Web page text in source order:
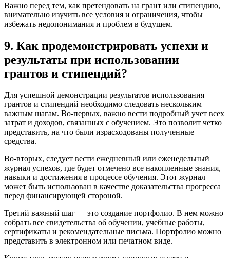
Важно перед тем, как претендовать на грант или стипендию,
внимательно изучить все условия и ограничения, чтобы
избежать недопонимания и проблем в будущем.
9. Как продемонстрировать успехи и
результаты при использовании
грантов и стипендий?
Для успешной демонстрации результатов использования
грантов и стипендий необходимо следовать нескольким
важным шагам. Во-первых, важно вести подробный учет всех
затрат и доходов, связанных с обучением. Это позволит четко
представить, на что были израсходованы полученные
средства.
Во-вторых, следует вести ежедневный или еженедельный
журнал успехов, где будет отмечено все накопленные знания,
навыки и достижения в процессе обучения. Этот журнал
может быть использован в качестве доказательства прогресса
перед финансирующей стороной.
Третий важный шаг — это создание портфолио. В нем можно
собрать все свидетельства об обучении, учебные работы,
сертификаты и рекомендательные письма. Портфолио можно
представить в электронном или печатном виде.